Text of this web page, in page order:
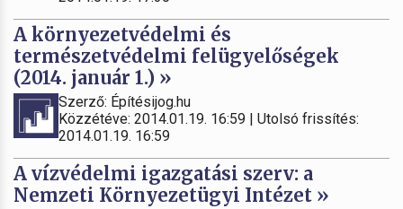
A környezetvédelmi és
természetvédelmi felügyelőségek
(2014. január 1.) »
Szerző: Építésijog.hu
Közzétéve: 2014.01.19. 16:59 | Utolsó frissítés:
2014.01.19. 16:59
A vízvédelmi igazgatási szerv: a
Nemzeti Környezetügyi Intézet »